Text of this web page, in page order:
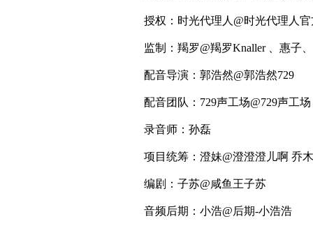
授权：时光代理人@时光代理人官
监制：羯罗@羯罗Knaller 、惠子
配音导演：郭浩然@郭浩然729
配音团队：729声工场@729声工场
录音师：孙磊
项目统筹：澄妹@澄澄澄儿啊 乔木
编剧：子苏@咸鱼王子苏
音频后期：小浩@后期-小浩浩